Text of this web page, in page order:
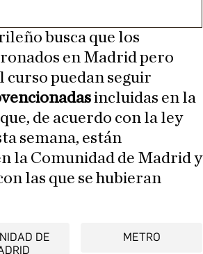
busca que los
en Madrid pero
curso puedan seguir
incluidas en la
de acuerdo con la ley
semana, están
la Comunidad de Madrid y
las que se hubieran
DE
METRO